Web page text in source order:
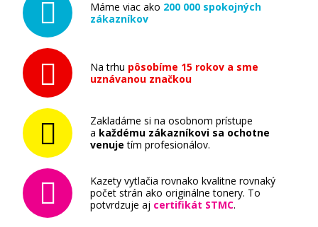
Pridať do košíka
Máme viac ako 200 000 spokojných
zákazníkov
Na trhu pôsobíme 15 rokov a sme
uznávanou značkou
Zakladáme si na osobnom prístupe
a každému zákazníkovi sa ochotne
venuje tím profesionálov.
Kazety vytlačia rovnako kvalitne rovnaký
počet strán ako originálne tonery. To
potvrdzuje aj certifikát STMC.